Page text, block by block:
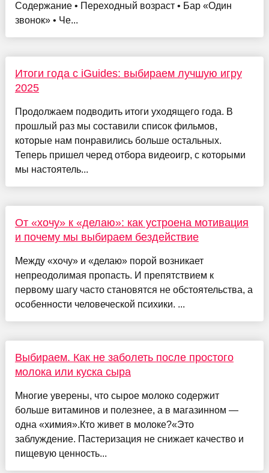
Содержание • Переходный возраст • Бар «Один
звонок» • Че...
Итоги года с iGuides: выбираем лучшую игру
2025
Продолжаем подводить итоги уходящего года. В
прошлый раз мы составили список фильмов,
которые нам понравились больше остальных.
Теперь пришел черед отбора видеоигр, с которыми
мы настоятель...
От «хочу» к «делаю»: как устроена мотивация
и почему мы выбираем бездействие
Между «хочу» и «делаю» порой возникает
непреодолимая пропасть. И препятствием к
первому шагу часто становятся не обстоятельства, а
особенности человеческой психики. ...
Выбираем. Как не заболеть после простого
молока или куска сыра
Многие уверены, что сырое молоко содержит
больше витаминов и полезнее, а в магазинном —
одна «химия».Кто живет в молоке?«Это
заблуждение. Пастеризация не снижает качество и
пищевую ценность...